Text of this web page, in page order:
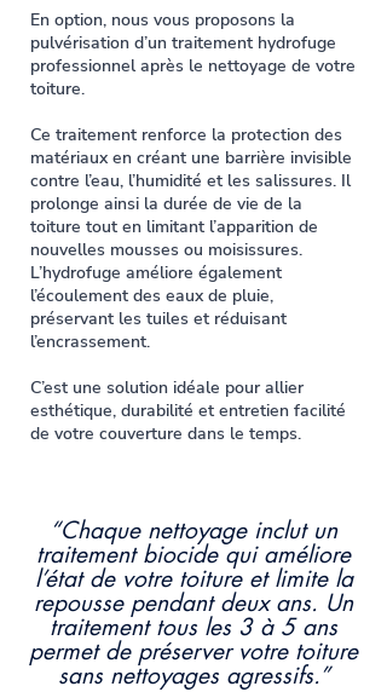
En option, nous vous proposons la
pulvérisation d’un traitement hydrofuge
professionnel après le nettoyage de votre
toiture.
Ce traitement renforce la protection des
matériaux en créant une barrière invisible
contre l’eau, l’humidité et les salissures. Il
prolonge ainsi la durée de vie de la
toiture tout en limitant l’apparition de
nouvelles mousses ou moisissures.
L’hydrofuge améliore également
l’écoulement des eaux de pluie,
préservant les tuiles et réduisant
l’encrassement.
C’est une solution idéale pour allier
esthétique, durabilité et entretien facilité
de votre couverture dans le temps.
“Chaque nettoyage inclut un
traitement biocide qui améliore
l’état de votre toiture et limite la
repousse pendant deux ans. Un
traitement tous les 3 à 5 ans
permet de préserver votre toiture
sans nettoyages agressifs.”